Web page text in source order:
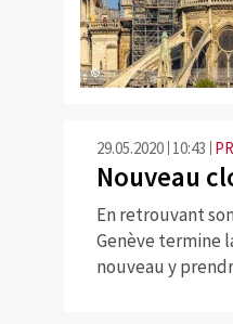
©
29.05.2020 10:43
Nouveau
En retrouvant
Genève termine
nouveau y